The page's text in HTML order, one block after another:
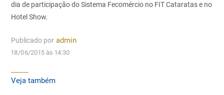
dia de participação do Sistema Fecomércio no FIT Cataratas e no
Hotel Show.
Publicado por admin
18/06/2015 às 14:30
Veja também